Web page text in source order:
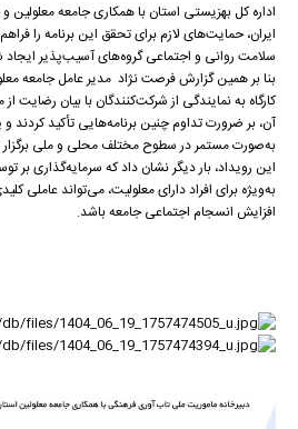
اداره کل بهزیستی استان با همکاری جامعه
ایران، حمایت‌های لازم برای تحقق این برنامه را فراهم
سلامت روانی و اجتماعی گروه‌های آسیب‌پذیر ایجاد
بنا بر همین گزارش فرصت نژاد مدیر عامل جامعه
کارگاه به نمایندگی از شرکت‌کنندگان با بیان رضایت
آن، بر ضرورت تداوم چنین برنامه‌هایی تأکید کردند
به‌صورت مستمر در سطوح مختلف محلی و ملی
این رویداد، بار دیگر نشان داد که سرمایه‌گذاری بر
به‌ویژه برای افراد دارای معلولیت، می‌تواند عاملی
افزایش انسجام اجتماعی جامعه باشد.